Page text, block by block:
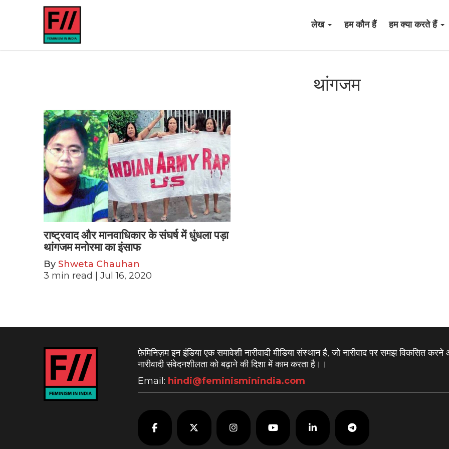
लेख हम कौन हैं हम क्या करते हैं
थांगजम
राष्ट्रवाद और मानवाधिकार के संघर्ष में धुंधला पड़ा
थांगजम मनोरमा का इंसाफ
By Shweta Chauhan
3 min read | Jul 16, 2020
फ़ेमिनिज़म इन इंडिया एक समावेशी नारीवादी मीडिया संस्थान है, जो नारीवाद पर समझ विकसित
नारीवादी संवेदनशीलता को बढ़ाने की दिशा में काम करता है। ।
Email: hindi@feminisminindia.com